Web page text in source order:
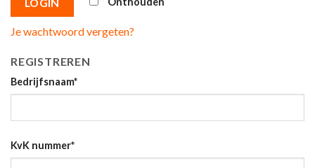
LOGIN
Je wachtwoord vergeten?
REGISTREREN
Bedrijfsnaam*
KvK nummer*